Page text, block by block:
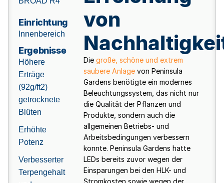
Einrichtung
Innenbereich
Ergebnisse
Höhere
Erträge
(92g/ft2)
getrocknete
Blüten
Erhöhte
Potenz
Verbesserter
Terpengehalt
von
Diegroße, schöne und extrem
saubere Anlage von Peninsula
Gardens benötigte ein modernes
Beleuchtungssystem, das nicht nur
die Qualität der Pflanzen und
Produkte, sondern auch die
allgemeinen Betriebs- und
Arbeitsbedingungen verbessern
konnte. Peninsula Gardens hatte
LEDs bereits zuvor wegen der
Einsparungen bei den HLK- und
Stromkosten sowie wegen der